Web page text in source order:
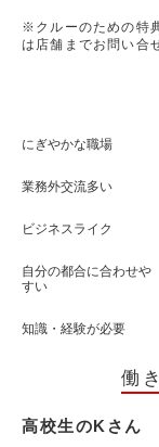
※クルーのための特
は店舗までお問い合
にぎやかな職場
業務外交流多い
ビジネスライク
自分の都合に合わせや
すい
知識・経験が必要
働
高校生のKさん